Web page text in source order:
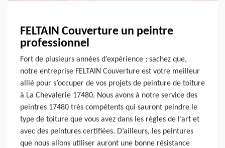
FELTAIN Couverture un peintre
professionnel
Fort de plusieurs années d’expérience ; sachez que,
notre entreprise FELTAIN Couverture est votre meilleur
allié pour s’occuper de vos projets de peinture de toiture
à La Chevalerie 17480. Nous avons à notre service des
peintres 17480 très compétents qui sauront peindre le
type de toiture que vous avez dans les règles de l’art et
avec des peintures certifiées. D’ailleurs, les peintures
que nous allons utiliser auront une bonne résistance